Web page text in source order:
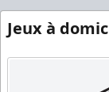
Jeux à